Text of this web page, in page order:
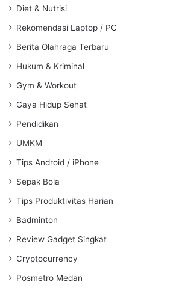
Diet & Nutrisi
Rekomendasi Laptop / PC
Berita Olahraga Terbaru
Hukum & Kriminal
Gym & Workout
Gaya Hidup Sehat
Pendidikan
UMKM
Tips Android / iPhone
Sepak Bola
Tips Produktivitas Harian
Badminton
Review Gadget Singkat
Cryptocurrency
Posmetro Medan